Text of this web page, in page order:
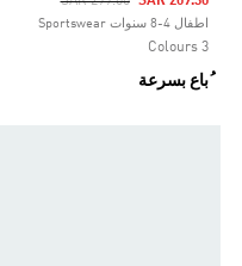
Selected
اطفال 4-8 سنوات Sportswear
3 Colours
ُباع بسرعة